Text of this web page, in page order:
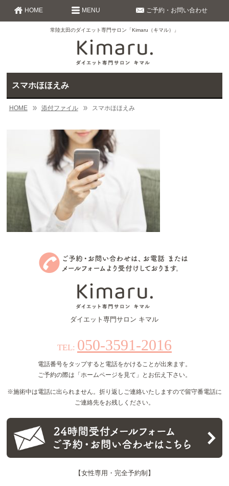
常陸太田のダイエット専門サロン「Kimaru（キマル）」
HOME ご予約・お問い合わせ
MENU
スマホほほえみ
HOME 添付ファイル スマホほほえみ
ダイエット専門サロン キマル
TEL: 050-3591-2016
電話番号をタップすると電話をかけることが出来ます。
ご予約の際は「ホームページを見て」とお伝え下さい。
※施術中は電話に出られません。折り返しご連絡いたしますので留守番電話に
ご連絡先をお残しください。
【女性専用・完全予約制】